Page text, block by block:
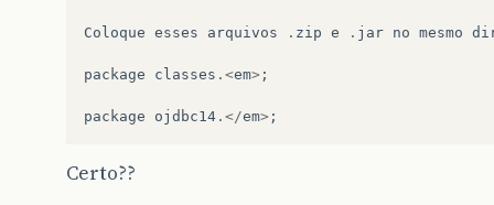
Coloque esses arquivos . zip e . jar no mesmo
package classes .<em> ;
package ojdbc14 .</em> ;
Certo??